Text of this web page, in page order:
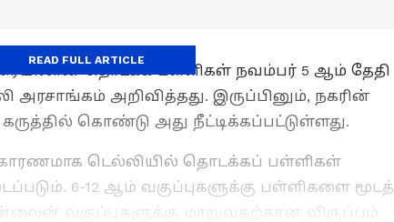
தொடக்க பள்ளிகள் நவம்பர் 5 ஆம் தேதி
அரசாங்கம் அறிவித்தது. இருப்பினும், நகரின்
கொண்டு அது நீட்டிக்கப்பட்டுள்ளது.
காரணமாக டெல்லியில் தொடக்கப் பள்ளிகள்
6-12 ஆம் வகுப்புகளுக்கு பள்ளிகளை மூடத்
வகுப்புகளுக்கு மாறுவதற்கான விருப்பம்
READ FULL ARTICLE